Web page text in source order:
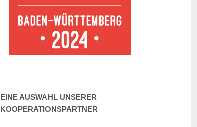
EINE AUSWAHL UNSERER
KOOPERATIONSPARTNER